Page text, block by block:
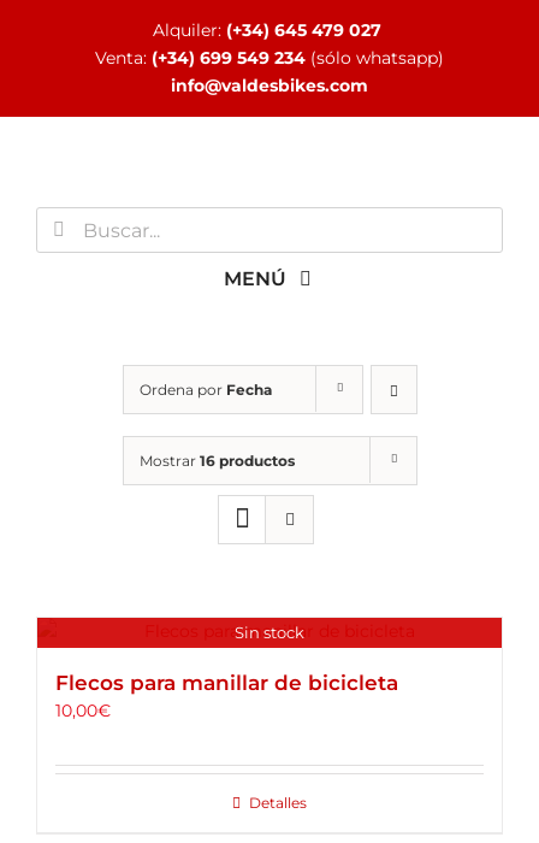
Alquiler: (+34) 645 479 027
Venta: (+34) 699 549 234 (sólo whatsapp)
info@valdesbikes.com
Buscar:
MENÚ
ALQUILER DE BICICLETAS
BLOG
Ordena por Fecha
Mostrar 16 productos
Sin stock
Flecos para manillar de bicicleta
10,00€
Detalles